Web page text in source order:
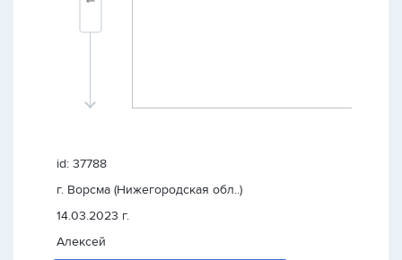
id: 37788
г. Ворсма (Нижегородская обл..)
14.03.2023 г.
Алексей